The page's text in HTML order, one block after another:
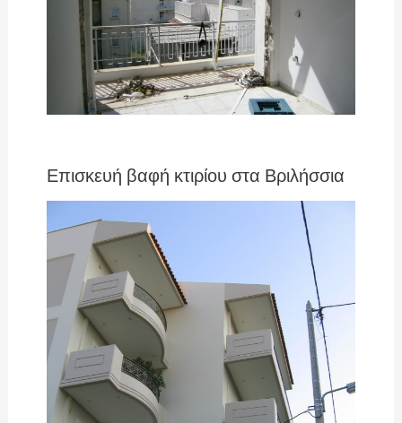
Επισκευή βαφή κτιρίου στα Βριλήσσια